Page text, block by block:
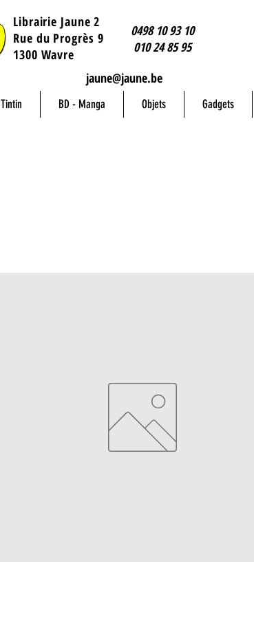
Librairie Jaune 2
​Rue du Progrès 9
1300 Wavre
0498 10 93 10
010 24 85 95
jaune@jaune.be
Tintin BD - Manga Objets Gadgets